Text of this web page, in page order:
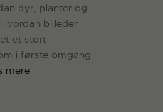
dyr, planter og
billeder
et stort
i første omgang
mere